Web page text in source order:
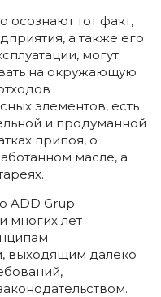
осознают тот факт,
а также его
могут
на окружающую
элементов, есть
и продуманной
припоя, о
масле, а
ADD Grup
многих лет
выходящим далеко